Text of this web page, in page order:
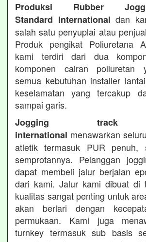
Produksi Rubber
Standard International dan
salah satu penyuplai atau
Produk pengikat Poliuretana
kami terdiri dari dua
komponen cairan poliuretan
semua kebutuhan installer
keselamatan yang tercakup
sampai garis.
Jogging track
international menawarkan
atletik termasuk PUR penuh,
semprotannya. Pelanggan
dapat membeli jalur berjalan
dari kami. Jalur kami dibuat di
kualitas sangat penting untuk
akan berlari dengan
permukaan. Kami juga
turnkey termasuk sub basis